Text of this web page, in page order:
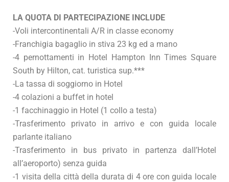
LA QUOTA DI PARTECIPAZIONE INCLUDE
-Voli intercontinentali A/R in classe economy
-Franchigia bagaglio in stiva 23 kg ed a mano
-4 pernottamenti in Hotel Hampton Inn Times Square
South by Hilton, cat. turistica sup.***
-La tassa di soggiorno in Hotel
-4 colazioni a buffet in hotel
-1 facchinaggio in Hotel (1 collo a testa)
-Trasferimento privato in arrivo e con guida locale
parlante italiano
-Trasferimento in bus privato in partenza dall’Hotel
all’aeroporto) senza guida
-1 visita della città della durata di 4 ore con guida locale